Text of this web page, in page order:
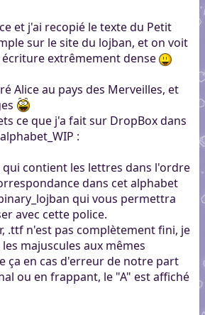
et j'ai recopié le texte du Petit
sur le site du lojban, et on voit
extrêmement dense
Alice au pays des Merveilles, et
ce que j'a fait sur DropBox dans
:
qui contient les lettres dans l'ordre
dans cet alphabet
qui vous permettra
avec cette police.
.ttf n'est pas complètement fini, je
majuscules aux mêmes
ça en cas d'erreur de notre part
ou en frappant, le "A" est affiché